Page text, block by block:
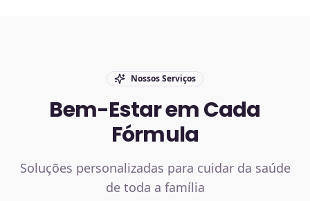
Nossos Serviços
Bem-Estar em Cada
Fórmula
Soluções personalizadas para cuidar da saúde
de toda a família